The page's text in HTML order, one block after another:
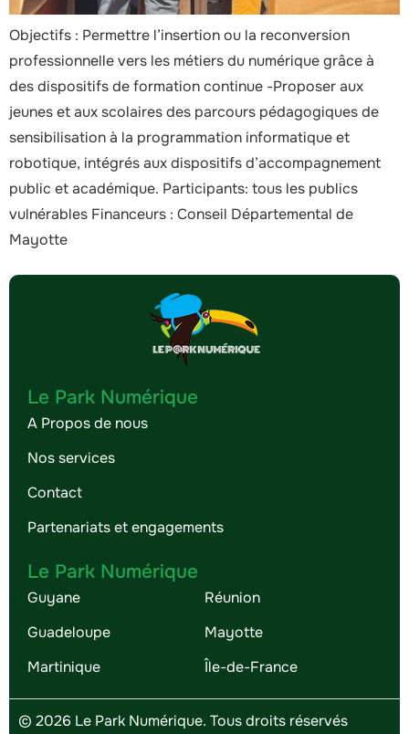
Objectifs : Permettre l’insertion ou la reconversion
professionnelle vers les métiers du numérique grâce à
des dispositifs de formation continue -Proposer aux
jeunes et aux scolaires des parcours pédagogiques de
sensibilisation à la programmation informatique et
robotique, intégrés aux dispositifs d’accompagnement
public et académique. Participants: tous les publics
vulnérables Financeurs : Conseil Départemental de
Mayotte
Le Park Numérique
A Propos de nous
Nos services
Contact
Partenariats et engagements
Le Park Numérique
Guyane
Guadeloupe
Martinique
Réunion
Mayotte
Île-de-France
© 2026 Le Park Numérique. Tous droits réservés